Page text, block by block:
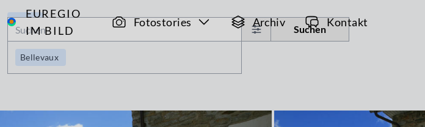
EUREGIO
IM BILD
Fotostories Archiv Kontakt
Archiv
Suchen
Bellevaux